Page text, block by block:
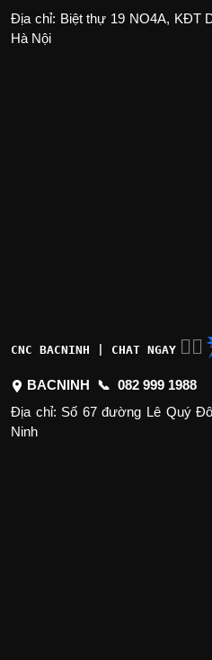
Địa chỉ: Biệt thự 19 NO4A, KĐT
Hà Nội
CNC BACNINH | CHAT NGAY 👉🏽
BACNINH 📞 082 999 1988
Địa chỉ: Số 67 đường Lê Quý
Ninh